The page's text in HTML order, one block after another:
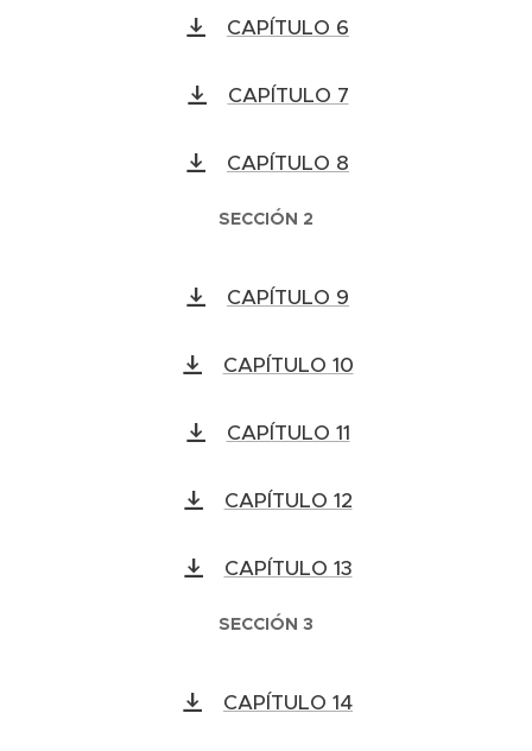
CAPÍTULO 6
CAPÍTULO 7
CAPÍTULO 8
SECCIÓN 2
CAPÍTULO 9
CAPÍTULO 10
CAPÍTULO 11
CAPÍTULO 12
CAPÍTULO 13
SECCIÓN 3
CAPÍTULO 14